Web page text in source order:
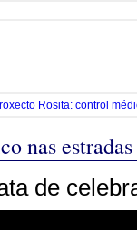
Rosita: control
nas estradas
de